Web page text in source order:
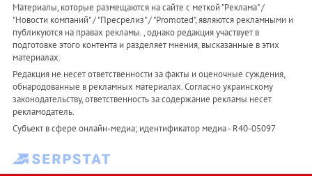
Материалы, которые размещаются на сайте с меткой "Реклама" /
"Новости компаний" / "Пресрелиз" / "Promoted", являются рекламными и
публикуются на правах рекламы. , однако редакция участвует в
подготовке этого контента и разделяет мнения, высказанные в этих
материалах.
Редакция не несет ответственности за факты и оценочные суждения,
обнародованные в рекламных материалах. Согласно украинскому
законодательству, ответственность за содержание рекламы несет
рекламодатель.
Субъект в сфере онлайн-медиа; идентификатор медиа - R40-05097